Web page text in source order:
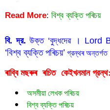
Read More: বিশ্ব ব্যক্তি পৰিচয়
বি. দ্র. উক্ত ‘বুদ্ধদেৱ । Lord
‘বিশ্ব ব্যক্তি পৰিচয়’ গ্রন্থৰ
ৰাব্বি মছৰুৰ  ৰচিত কেইখনমান গ্রন্থ:
অসমীয়া লেখক পৰিচয়
বিশ্ব ব্যক্তি পৰিচয়